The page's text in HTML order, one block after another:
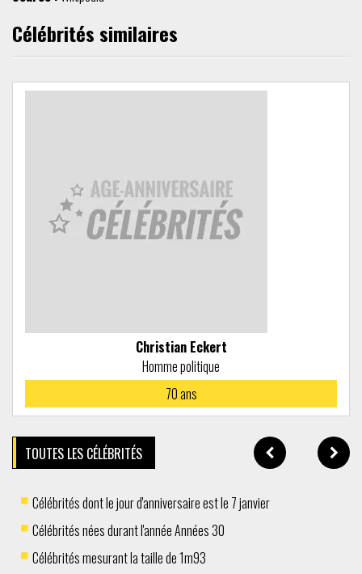
Célébrités similaires
Christian Eckert
Homme politique
70ans
TOUTES LES CÉLÉBRITÉS
Célébrités dont le jour d'anniversaire est le 7 janvier
Célébrités nées durant l'année Années 30
Célébrités mesurant la taille de 1m93